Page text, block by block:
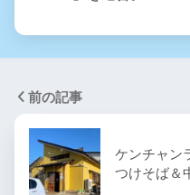
前の記事
ケンチャン
つけそば＆